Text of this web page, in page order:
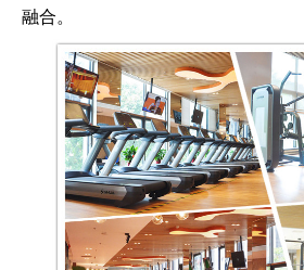
融合。